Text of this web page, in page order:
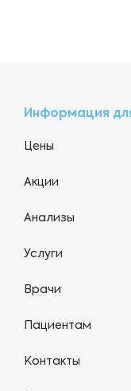
Информация
Цены
Акции
Анализы
Услуги
Врачи
Пациентам
Контакты